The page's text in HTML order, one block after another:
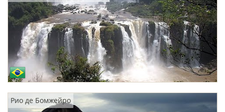
Рио де Бомжейро